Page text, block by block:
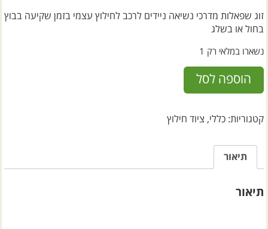
זוג שפאלות מדרכי נשיאה ניידים לרכב לחילוץ עצמי בזמן שקיעה בבוץ
בחול או בשלג
נשארו במלאי רק 1
כמות
לחילוץ
הוספה לסל
קטגוריות: כללי, ציוד חילוץ
תיאור
תיאור